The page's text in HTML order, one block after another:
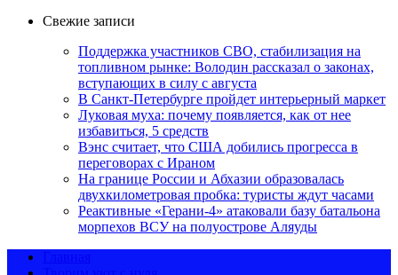
Свежие записи
Поддержка участников СВО, стабилизация на
топливном рынке: Володин рассказал о законах,
вступающих в силу с августа
В Санкт-Петербурге пройдет интерьерный маркет
Луковая муха: почему появляется, как от нее
избавиться, 5 средств
Вэнс считает, что США добились прогресса в
переговорах с Ираном
На границе России и Абхазии образовалась
двухкилометровая пробка: туристы ждут часами
Реактивные «Герани-4» атаковали базу батальона
морпехов ВСУ на полуострове Аляуды